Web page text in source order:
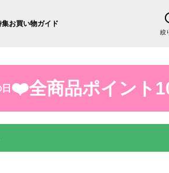
集お買い物ガイド
絞
❤️全商品ポイント